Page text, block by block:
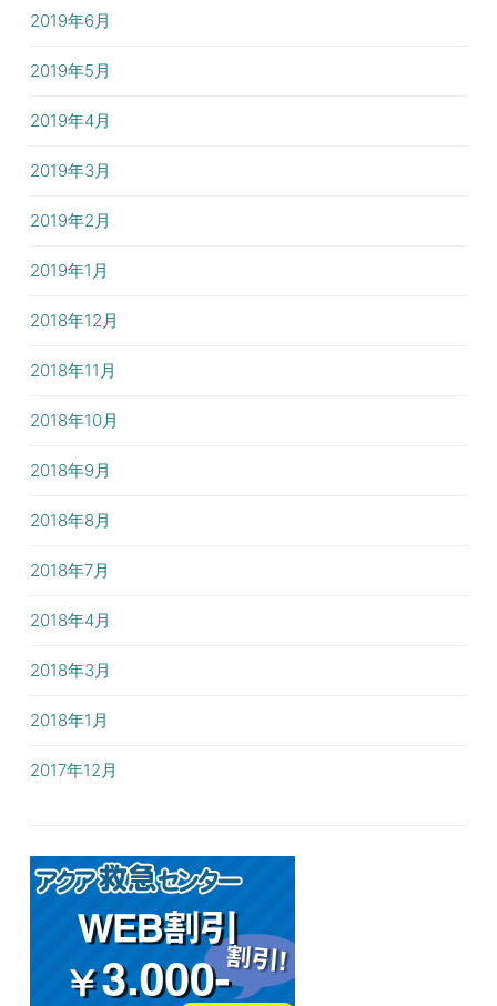
2019年6月
2019年5月
2019年4月
2019年3月
2019年2月
2019年1月
2018年12月
2018年11月
2018年10月
2018年9月
2018年8月
2018年7月
2018年4月
2018年3月
2018年1月
2017年12月